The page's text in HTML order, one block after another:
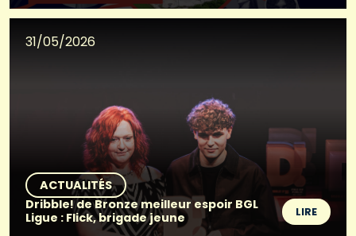
31/05/2026
ACTUALITÉS
Dribble! de Bronze meilleur espoir BGL
Ligue : Flick, brigade jeune
LIRE